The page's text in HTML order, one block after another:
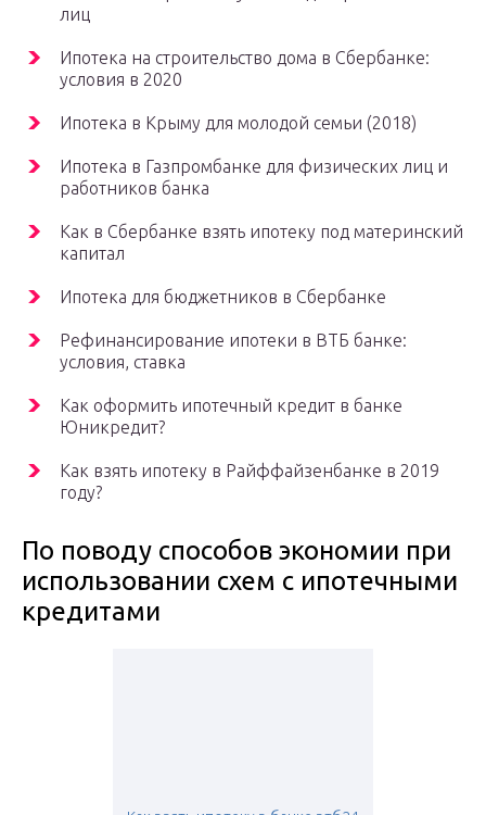
лиц
Ипотека на строительство дома в Сбербанке:
условия в 2020
Ипотека в Крыму для молодой семьи (2018)
Ипотека в Газпромбанке для физических лиц и
работников банка
Как в Сбербанке взять ипотеку под материнский
капитал
Ипотека для бюджетников в Сбербанке
Рефинансирование ипотеки в ВТБ банке:
условия, ставка
Как оформить ипотечный кредит в банке
Юникредит?
Как взять ипотеку в Райффайзенбанке в 2019
году?
По поводу способов экономии при
использовании схем с ипотечными
кредитами